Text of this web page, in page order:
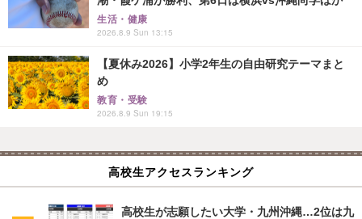
生活・健康
2026.8.9 Sun 13:15
【夏休み2026】小学2年生の自由研究テーマまと
め
教育・受験
2026.8.9 Sun 19:15
高校生アクセスランキング
高校生が志願したい大学・九州沖縄…2位は九